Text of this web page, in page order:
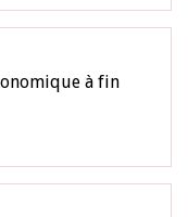
à fin